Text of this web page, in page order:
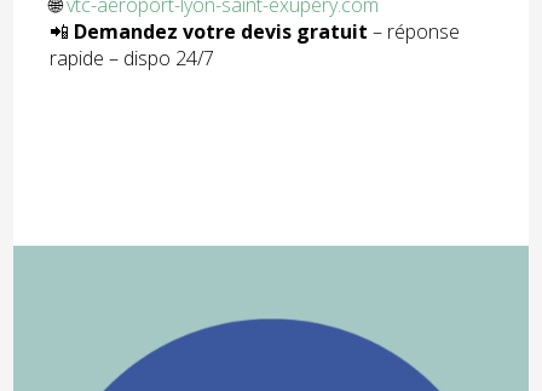
📲 Demandez votre devis gratuit – réponse
rapide – dispo 24/7